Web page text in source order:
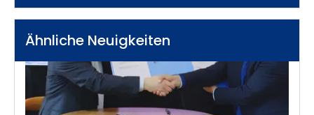
Ähnliche Neuigkeiten